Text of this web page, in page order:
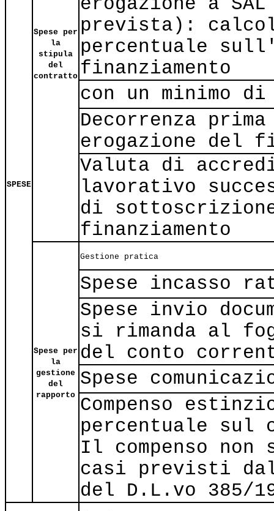
SPESE
Spese per
la
stipula
del
contratto
prevista):
percentuale
finanziamento
con un minimo di
Decorrenza
erogazione del
Valuta di
lavorativo
di
finanziamento
Spese per
la
gestione
del
rapporto
Gestione pratica
Spese incasso
Spese invio
si rimanda al
del conto
Spese
Compenso
percentuale sul
Il compenso
casi previsti
del D.L.vo 385/